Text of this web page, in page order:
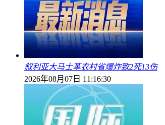
叙利亚大马士革农村省爆炸致2死13伤
2026年08月07日 11:16:30